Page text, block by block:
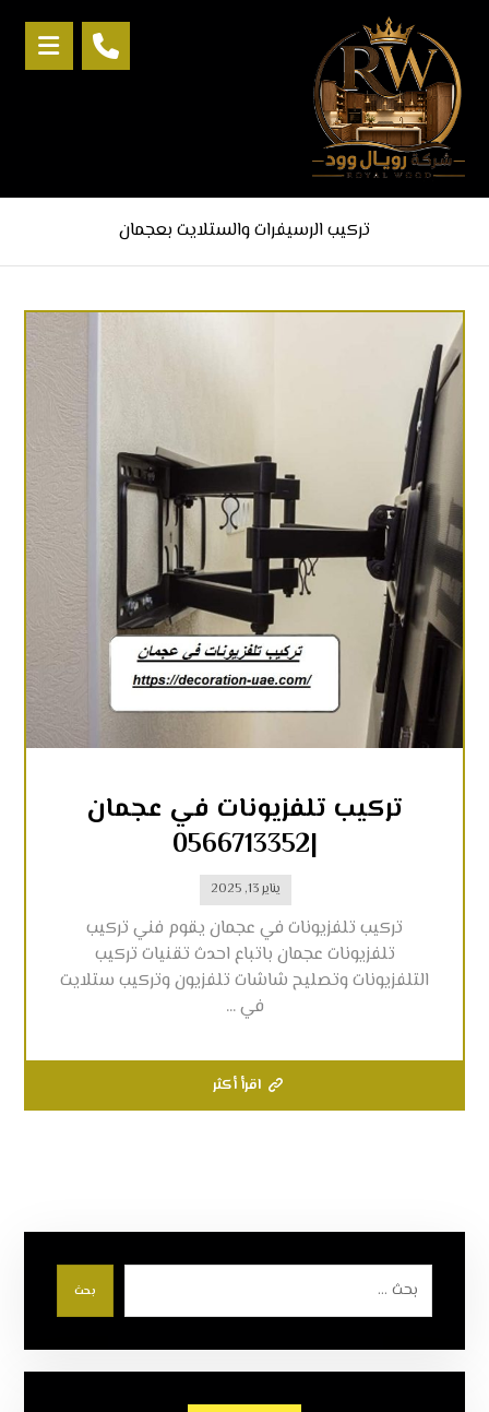
تركيب الرسيفرات والستلايت بعجمان
تركيب تلفزيونات في عجمان
|0566713352
يناير 13, 2025
تركيب تلفزيونات في عجمان يقوم فني تركيب
تلفزيونات عجمان باتباع احدث تقنيات تركيب
التلفزيونات وتصليح شاشات تلفزيون وتركيب ستلايت
في ...
اقرأ أكثر
بحث